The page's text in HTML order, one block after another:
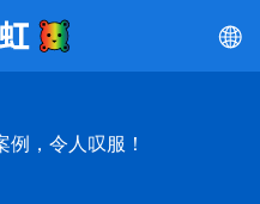
，令人叹服！